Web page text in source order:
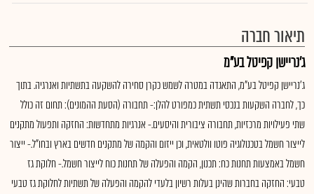
תיאור חברה
ג'נריישן קפיטל בע"מ
ג'נריישן קפיטל בע"מ, התאגדה במטרה לשמש כקרן סחירה להשקעה בתשתיות ואנרגיה. בתוך
כך, לחברה השקעות בנכסי תשתית כמפורט להלן:- תחבורה (הסעת ההמונים): תחום זה כולל
שתי פעילויות מרכזיות, תחבורה ציבורית והיסעים.- אנרגיות מתחדשות: החזקה ותפעול מתקנים
לייצור חשמל בטכנולוגיה פוטו וולטאית, וכן ייזום והקמה של מתקנים חדשים בארץ ובחו"ל.- ייצור
חשמל באמצעות תחנות כח: תכנון, הקמה והפעלה של תחנות כוח לייצור חשמל.- חלוקת גז
טבעי: החזקה בחברות שהינן בעלות רשיון בלעדי להקמה והפעלה של תשתיות לחלוקת גז טבעי